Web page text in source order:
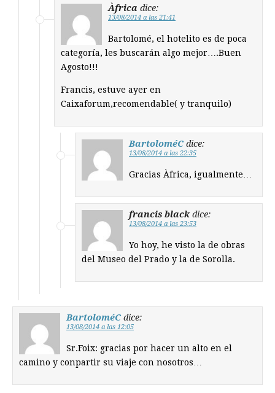
Àfrica dice:
13/08/2014 a las 21:41
Bartolomé, el hotelito es de poca
categoría, les buscarán algo mejor….Buen
Agosto!!!
Francis, estuve ayer en
Caixaforum,recomendable( y tranquilo)
BartoloméC dice:
13/08/2014 a las 22:35
Gracias Àfrica, igualmente…
francis black dice:
13/08/2014 a las 23:53
Yo hoy, he visto la de obras
del Museo del Prado y la de Sorolla.
BartoloméC dice:
13/08/2014 a las 12:05
Sr.Foix: gracias por hacer un alto en el
camino y conpartir su viaje con nosotros…